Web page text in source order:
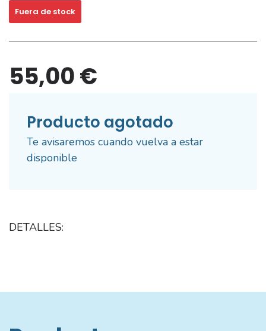
Fuera de stock
55,00 €
Producto agotado
Te avisaremos cuando vuelva a estar
disponible
DETALLES: